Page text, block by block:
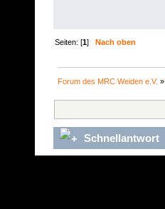
Seiten: [1] Nach oben
Forum des MRC Weiden e.V. »
Schnellantwort